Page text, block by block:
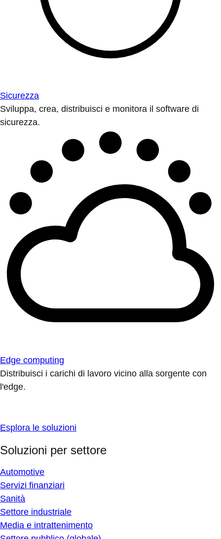
Sicurezza
Sviluppa, crea, distribuisci e monitora il software di
sicurezza.
Edge computing
Distribuisci i carichi di lavoro vicino alla sorgente con
l'edge.
Esplora le soluzioni
Soluzioni per settore
Automotive
Servizi finanziari
Sanità
Settore industriale
Media e intrattenimento